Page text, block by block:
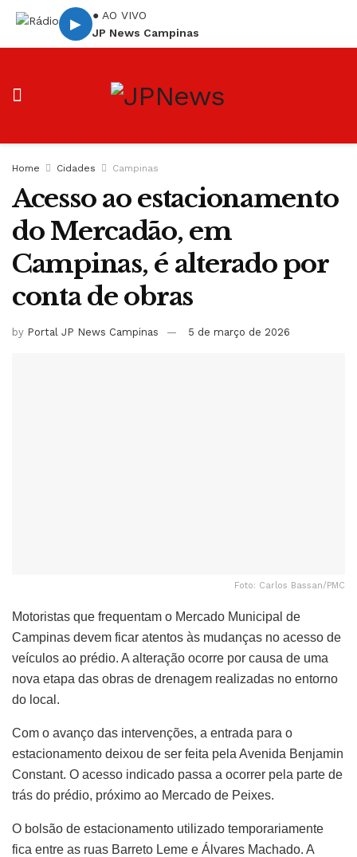
▶
● AO VIVO
JP News Campinas
Home Cidades Campinas
Acesso ao estacionamento
do Mercadão, em
Campinas, é alterado por
conta de obras
by Portal JP News Campinas 5 de março de 2026
Foto: Carlos Bassan/PMC
Motoristas que frequentam o Mercado Municipal de
Campinas devem ficar atentos às mudanças no acesso de
veículos ao prédio. A alteração ocorre por causa de uma
nova etapa das obras de drenagem realizadas no entorno
do local.
Com o avanço das intervenções, a entrada para o
estacionamento deixou de ser feita pela Avenida Benjamin
Constant. O acesso indicado passa a ocorrer pela parte de
trás do prédio, próximo ao Mercado de Peixes.
O bolsão de estacionamento utilizado temporariamente
fica entre as ruas Barreto Leme e Álvares Machado. A